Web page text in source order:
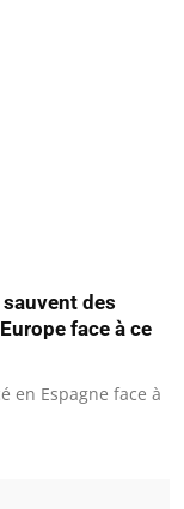
des
face à ce
en Espagne face à